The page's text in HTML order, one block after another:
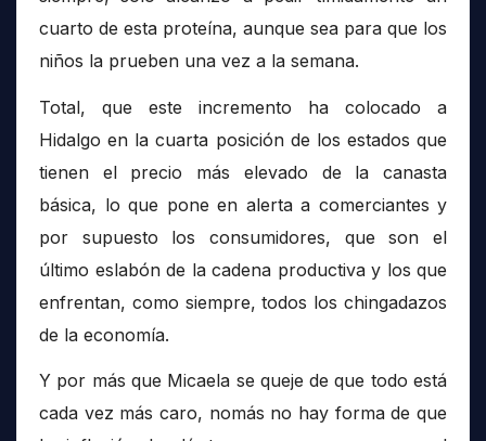
cuarto de esta proteína, aunque sea para que los
niños la prueben una vez a la semana.
Total, que este incremento ha colocado a
Hidalgo en la cuarta posición de los estados que
tienen el precio más elevado de la canasta
básica, lo que pone en alerta a comerciantes y
por supuesto los consumidores, que son el
último eslabón de la cadena productiva y los que
enfrentan, como siempre, todos los chingadazos
de la economía.
Y por más que Micaela se queje de que todo está
cada vez más caro, nomás no hay forma de que